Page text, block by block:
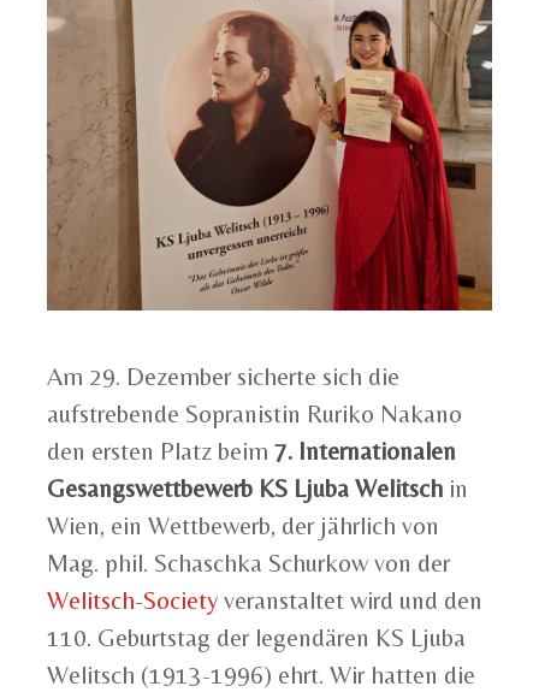
Am 29. Dezember sicherte sich die
aufstrebende Sopranistin Ruriko Nakano
den ersten Platz beim 7. Internationalen
Gesangswettbewerb KS Ljuba Welitsch in
Wien, ein Wettbewerb, der jährlich von
Mag. phil. Schaschka Schurkow von der
Welitsch-Society veranstaltet wird und den
110. Geburtstag der legendären KS Ljuba
Welitsch (1913-1996) ehrt. Wir hatten die